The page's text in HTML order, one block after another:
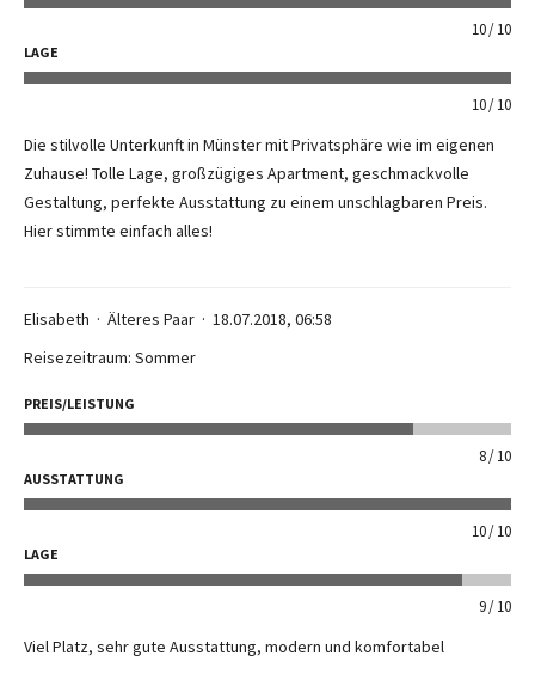
10 10
LAGE
10 10
Die stilvolle Unterkunft in Münster mit Privatsphäre wie im eigenen
Zuhause! Tolle Lage, großzügiges Apartment, geschmackvolle
Gestaltung, perfekte Ausstattung zu einem unschlagbaren Preis.
Hier stimmte einfach alles!
Elisabeth Älteres Paar
18.07.2018, 06:58
Reisezeitraum: Sommer
PREIS/LEISTUNG
8 10
AUSSTATTUNG
10 10
LAGE
9 10
Viel Platz, sehr gute Ausstattung, modern und komfortabel